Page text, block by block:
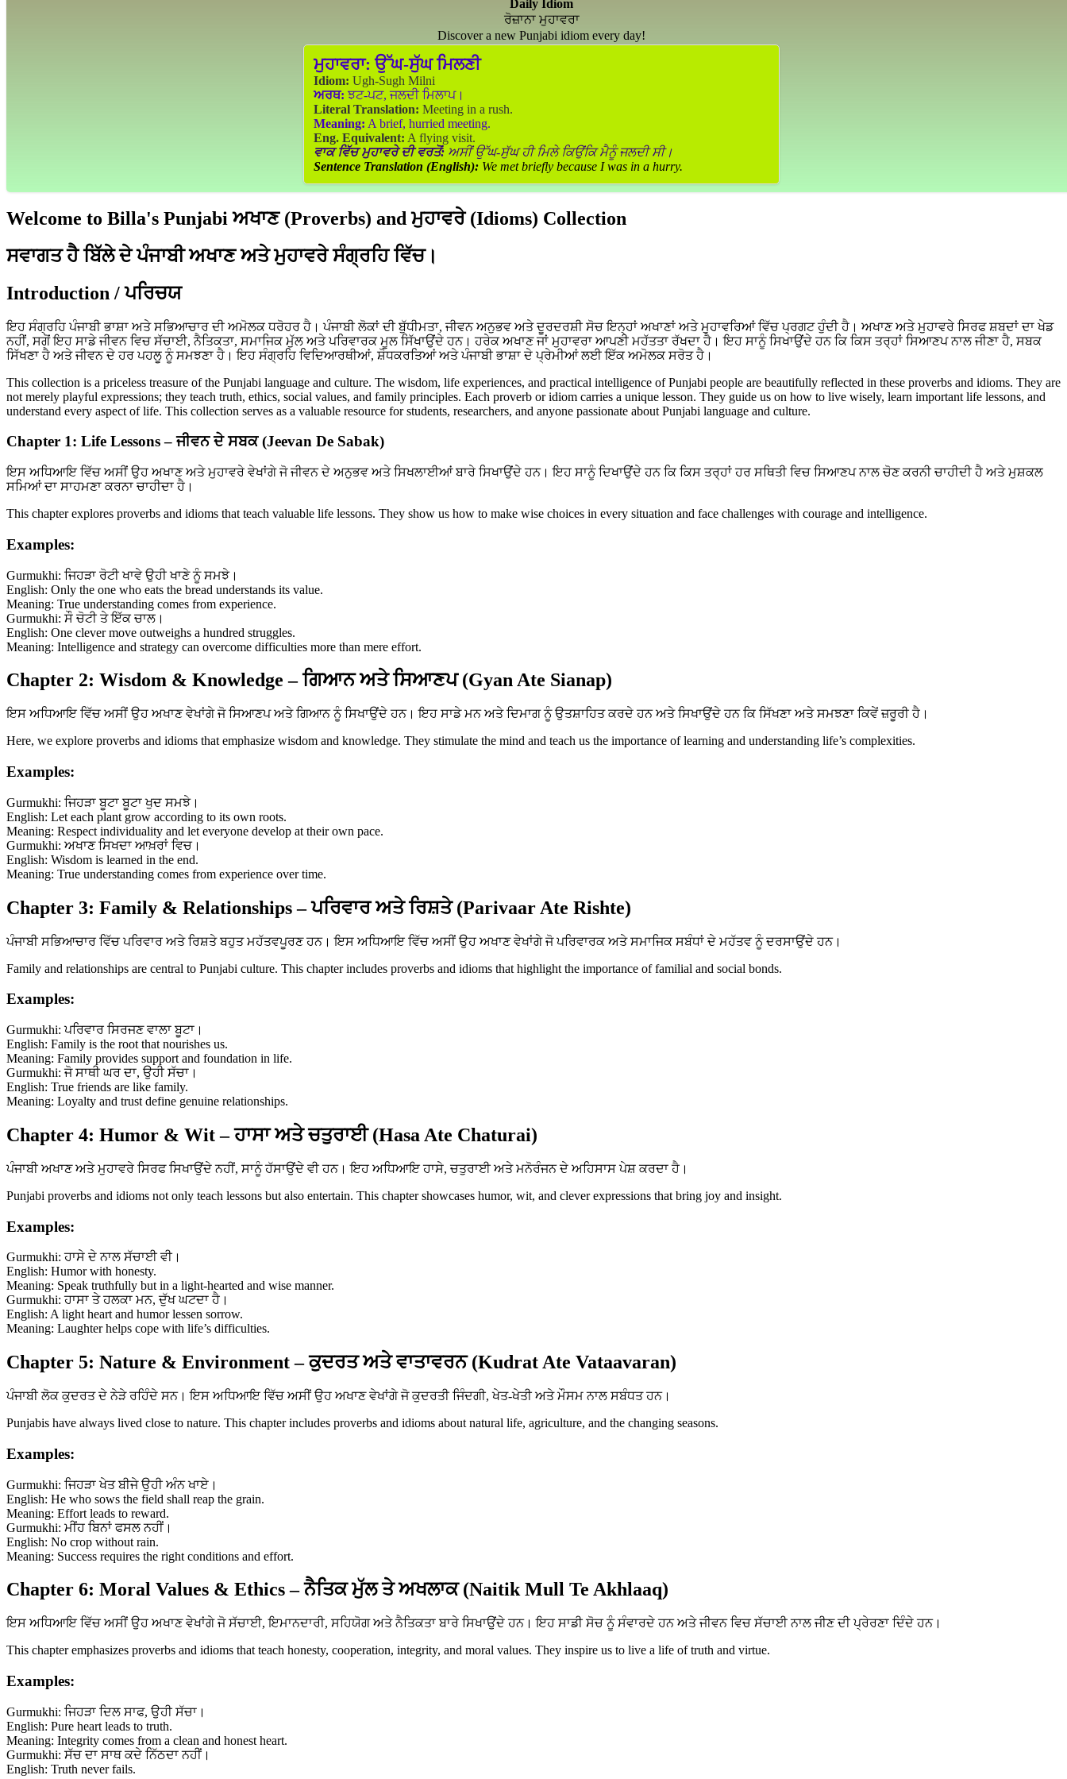
Daily Idiom
ਰੋਜ਼ਾਨਾ ਮੁਹਾਵਰਾ
Discover a new Punjabi idiom every day!
ਮੁਹਾਵਰਾ: ਉੱਘ-ਸੁੱਘ ਮਿਲਣੀ
Idiom: Ugh-Sugh Milni
ਅਰਥ: ਝਟ-ਪਟ, ਜਲਦੀ ਮਿਲਾਪ।
Literal Translation: Meeting in a rush.
Meaning: A brief, hurried meeting.
Eng. Equivalent: A flying visit.
ਵਾਕ ਵਿੱਚ ਮੁਹਾਵਰੇ ਦੀ ਵਰਤੋਂ: ਅਸੀਂ ਉੱਘ-ਸੁੱਘ ਹੀ ਮਿਲੇ ਕਿਉਂਕਿ ਮੈਨੂੰ ਜਲਦੀ ਸੀ।
Sentence Translation (English): We met briefly because I was in a hurry.
Welcome to Billa's Punjabi ਅਖਾਣ (Proverbs) and ਮੁਹਾਵਰੇ (Idioms) Collection
ਸਵਾਗਤ ਹੈ ਬਿੱਲੇ ਦੇ ਪੰਜਾਬੀ ਅਖਾਣ ਅਤੇ ਮੁਹਾਵਰੇ ਸੰਗ੍ਰਹਿ ਵਿੱਚ।
Introduction / ਪਰਿਚਯ
ਇਹ ਸੰਗ੍ਰਹਿ ਪੰਜਾਬੀ ਭਾਸ਼ਾ ਅਤੇ ਸਭਿਆਚਾਰ ਦੀ ਅਮੋਲਕ ਧਰੋਹਰ ਹੈ। ਪੰਜਾਬੀ ਲੋਕਾਂ ਦੀ ਬੁੱਧੀਮਤਾ, ਜੀਵਨ ਅਨੁਭਵ ਅਤੇ ਦੂਰਦਰਸ਼ੀ ਸੋਚ ਇਨ੍ਹਾਂ ਅਖਾਣਾਂ ਅਤੇ ਮੁਹਾਵਰਿਆਂ ਵਿੱਚ ਪ੍ਰਗਟ ਹੁੰਦੀ ਹੈ। ਅਖਾਣ ਅਤੇ ਮੁਹਾਵਰੇ ਸਿਰਫ ਸ਼ਬਦਾਂ ਦਾ ਖੇਡ
ਨਹੀਂ, ਸਗੋਂ ਇਹ ਸਾਡੇ ਜੀਵਨ ਵਿਚ ਸੱਚਾਈ, ਨੈਤਿਕਤਾ, ਸਮਾਜਿਕ ਮੁੱਲ ਅਤੇ ਪਰਿਵਾਰਕ ਮੂਲ ਸਿੱਖਾਉਂਦੇ ਹਨ। ਹਰੇਕ ਅਖਾਣ ਜਾਂ ਮੁਹਾਵਰਾ ਆਪਣੀ ਮਹੱਤਤਾ ਰੱਖਦਾ ਹੈ। ਇਹ ਸਾਨੂੰ ਸਿਖਾਉਂਦੇ ਹਨ ਕਿ ਕਿਸ ਤਰ੍ਹਾਂ ਸਿਆਣਪ ਨਾਲ ਜੀਣਾ ਹੈ, ਸਬਕ
ਸਿੱਖਣਾ ਹੈ ਅਤੇ ਜੀਵਨ ਦੇ ਹਰ ਪਹਲੂ ਨੂੰ ਸਮਝਣਾ ਹੈ। ਇਹ ਸੰਗ੍ਰਹਿ ਵਿਦਿਆਰਥੀਆਂ, ਸ਼ੋਧਕਰਤਿਆਂ ਅਤੇ ਪੰਜਾਬੀ ਭਾਸ਼ਾ ਦੇ ਪ੍ਰੇਮੀਆਂ ਲਈ ਇੱਕ ਅਮੋਲਕ ਸਰੋਤ ਹੈ।
This collection is a priceless treasure of the Punjabi language and culture. The wisdom, life experiences, and practical intelligence of Punjabi people are beautifully reflected in these proverbs and idioms. They are
not merely playful expressions; they teach truth, ethics, social values, and family principles. Each proverb or idiom carries a unique lesson. They guide us on how to live wisely, learn important life lessons, and
understand every aspect of life. This collection serves as a valuable resource for students, researchers, and anyone passionate about Punjabi language and culture.
Chapter 1: Life Lessons – ਜੀਵਨ ਦੇ ਸਬਕ (Jeevan De Sabak)
ਇਸ ਅਧਿਆਇ ਵਿੱਚ ਅਸੀਂ ਉਹ ਅਖਾਣ ਅਤੇ ਮੁਹਾਵਰੇ ਵੇਖਾਂਗੇ ਜੋ ਜੀਵਨ ਦੇ ਅਨੁਭਵ ਅਤੇ ਸਿਖਲਾਈਆਂ ਬਾਰੇ ਸਿਖਾਉਂਦੇ ਹਨ। ਇਹ ਸਾਨੂੰ ਦਿਖਾਉਂਦੇ ਹਨ ਕਿ ਕਿਸ ਤਰ੍ਹਾਂ ਹਰ ਸਥਿਤੀ ਵਿਚ ਸਿਆਣਪ ਨਾਲ ਚੋਣ ਕਰਨੀ ਚਾਹੀਦੀ ਹੈ ਅਤੇ ਮੁਸ਼ਕਲ
ਸਮਿਆਂ ਦਾ ਸਾਹਮਣਾ ਕਰਨਾ ਚਾਹੀਦਾ ਹੈ।
This chapter explores proverbs and idioms that teach valuable life lessons. They show us how to make wise choices in every situation and face challenges with courage and intelligence.
Examples:
Gurmukhi: ਜਿਹੜਾ ਰੋਟੀ ਖਾਵੇ ਉਹੀ ਖਾਣੇ ਨੂੰ ਸਮਝੇ।
English: Only the one who eats the bread understands its value.
Meaning: True understanding comes from experience.
Gurmukhi: ਸੌ ਚੋਟੀ ਤੇ ਇੱਕ ਚਾਲ।
English: One clever move outweighs a hundred struggles.
Meaning: Intelligence and strategy can overcome difficulties more than mere effort.
Chapter 2: Wisdom & Knowledge – ਗਿਆਨ ਅਤੇ ਸਿਆਣਪ (Gyan Ate Sianap)
ਇਸ ਅਧਿਆਇ ਵਿੱਚ ਅਸੀਂ ਉਹ ਅਖਾਣ ਵੇਖਾਂਗੇ ਜੋ ਸਿਆਣਪ ਅਤੇ ਗਿਆਨ ਨੂੰ ਸਿਖਾਉਂਦੇ ਹਨ। ਇਹ ਸਾਡੇ ਮਨ ਅਤੇ ਦਿਮਾਗ ਨੂੰ ਉਤਸ਼ਾਹਿਤ ਕਰਦੇ ਹਨ ਅਤੇ ਸਿਖਾਉਂਦੇ ਹਨ ਕਿ ਸਿੱਖਣਾ ਅਤੇ ਸਮਝਣਾ ਕਿਵੇਂ ਜ਼ਰੂਰੀ ਹੈ।
Here, we explore proverbs and idioms that emphasize wisdom and knowledge. They stimulate the mind and teach us the importance of learning and understanding life’s complexities.
Examples:
Gurmukhi: ਜਿਹੜਾ ਬੂਟਾ ਬੂਟਾ ਖੁਦ ਸਮਝੇ।
English: Let each plant grow according to its own roots.
Meaning: Respect individuality and let everyone develop at their own pace.
Gurmukhi: ਅਖਾਣ ਸਿਖਦਾ ਆਖ਼ਰਾਂ ਵਿਚ।
English: Wisdom is learned in the end.
Meaning: True understanding comes from experience over time.
Chapter 3: Family & Relationships – ਪਰਿਵਾਰ ਅਤੇ ਰਿਸ਼ਤੇ (Parivaar Ate Rishte)
ਪੰਜਾਬੀ ਸਭਿਆਚਾਰ ਵਿੱਚ ਪਰਿਵਾਰ ਅਤੇ ਰਿਸ਼ਤੇ ਬਹੁਤ ਮਹੱਤਵਪੂਰਣ ਹਨ। ਇਸ ਅਧਿਆਇ ਵਿੱਚ ਅਸੀਂ ਉਹ ਅਖਾਣ ਵੇਖਾਂਗੇ ਜੋ ਪਰਿਵਾਰਕ ਅਤੇ ਸਮਾਜਿਕ ਸਬੰਧਾਂ ਦੇ ਮਹੱਤਵ ਨੂੰ ਦਰਸਾਉਂਦੇ ਹਨ।
Family and relationships are central to Punjabi culture. This chapter includes proverbs and idioms that highlight the importance of familial and social bonds.
Examples:
Gurmukhi: ਪਰਿਵਾਰ ਸਿਰਜਣ ਵਾਲਾ ਬੂਟਾ।
English: Family is the root that nourishes us.
Meaning: Family provides support and foundation in life.
Gurmukhi: ਜੋ ਸਾਥੀ ਘਰ ਦਾ, ਉਹੀ ਸੱਚਾ।
English: True friends are like family.
Meaning: Loyalty and trust define genuine relationships.
Chapter 4: Humor & Wit – ਹਾਸਾ ਅਤੇ ਚਤੁਰਾਈ (Hasa Ate Chaturai)
ਪੰਜਾਬੀ ਅਖਾਣ ਅਤੇ ਮੁਹਾਵਰੇ ਸਿਰਫ ਸਿਖਾਉਂਦੇ ਨਹੀਂ, ਸਾਨੂੰ ਹੱਸਾਉਂਦੇ ਵੀ ਹਨ। ਇਹ ਅਧਿਆਇ ਹਾਸੇ, ਚਤੁਰਾਈ ਅਤੇ ਮਨੋਰੰਜਨ ਦੇ ਅਹਿਸਾਸ ਪੇਸ਼ ਕਰਦਾ ਹੈ।
Punjabi proverbs and idioms not only teach lessons but also entertain. This chapter showcases humor, wit, and clever expressions that bring joy and insight.
Examples:
Gurmukhi: ਹਾਸੇ ਦੇ ਨਾਲ ਸੱਚਾਈ ਵੀ।
English: Humor with honesty.
Meaning: Speak truthfully but in a light-hearted and wise manner.
Gurmukhi: ਹਾਸਾ ਤੇ ਹਲਕਾ ਮਨ, ਦੁੱਖ ਘਟਦਾ ਹੈ।
English: A light heart and humor lessen sorrow.
Meaning: Laughter helps cope with life’s difficulties.
Chapter 5: Nature & Environment – ਕੁਦਰਤ ਅਤੇ ਵਾਤਾਵਰਨ (Kudrat Ate Vataavaran)
ਪੰਜਾਬੀ ਲੋਕ ਕੁਦਰਤ ਦੇ ਨੇੜੇ ਰਹਿੰਦੇ ਸਨ। ਇਸ ਅਧਿਆਇ ਵਿੱਚ ਅਸੀਂ ਉਹ ਅਖਾਣ ਵੇਖਾਂਗੇ ਜੋ ਕੁਦਰਤੀ ਜਿੰਦਗੀ, ਖੇਤ-ਖੇਤੀ ਅਤੇ ਮੌਸਮ ਨਾਲ ਸਬੰਧਤ ਹਨ।
Punjabis have always lived close to nature. This chapter includes proverbs and idioms about natural life, agriculture, and the changing seasons.
Examples:
Gurmukhi: ਜਿਹੜਾ ਖੇਤ ਬੀਜੇ ਉਹੀ ਅੰਨ ਖਾਏ।
English: He who sows the field shall reap the grain.
Meaning: Effort leads to reward.
Gurmukhi: ਮੀਂਹ ਬਿਨਾਂ ਫਸਲ ਨਹੀਂ।
English: No crop without rain.
Meaning: Success requires the right conditions and effort.
Chapter 6: Moral Values & Ethics – ਨੈਤਿਕ ਮੁੱਲ ਤੇ ਅਖਲਾਕ (Naitik Mull Te Akhlaaq)
ਇਸ ਅਧਿਆਇ ਵਿੱਚ ਅਸੀਂ ਉਹ ਅਖਾਣ ਵੇਖਾਂਗੇ ਜੋ ਸੱਚਾਈ, ਇਮਾਨਦਾਰੀ, ਸਹਿਯੋਗ ਅਤੇ ਨੈਤਿਕਤਾ ਬਾਰੇ ਸਿਖਾਉਂਦੇ ਹਨ। ਇਹ ਸਾਡੀ ਸੋਚ ਨੂੰ ਸੰਵਾਰਦੇ ਹਨ ਅਤੇ ਜੀਵਨ ਵਿਚ ਸੱਚਾਈ ਨਾਲ ਜੀਣ ਦੀ ਪ੍ਰੇਰਣਾ ਦਿੰਦੇ ਹਨ।
This chapter emphasizes proverbs and idioms that teach honesty, cooperation, integrity, and moral values. They inspire us to live a life of truth and virtue.
Examples:
Gurmukhi: ਜਿਹੜਾ ਦਿਲ ਸਾਫ, ਉਹੀ ਸੱਚਾ।
English: Pure heart leads to truth.
Meaning: Integrity comes from a clean and honest heart.
Gurmukhi: ਸੱਚ ਦਾ ਸਾਥ ਕਦੇ ਨਿੱਠਦਾ ਨਹੀਂ।
English: Truth never fails.